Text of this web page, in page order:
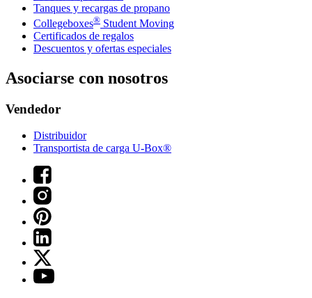
Tanques y recargas de propano
Collegeboxes® Student Moving
Certificados de regalos
Descuentos y ofertas especiales
Asociarse con nosotros
Vendedor
Distribuidor
Transportista de carga U-Box®